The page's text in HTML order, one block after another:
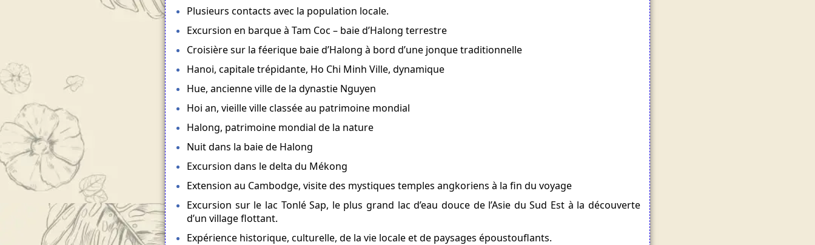
Plusieurs contacts avec la population locale.
Excursion en barque à Tam Coc – baie d’Halong terrestre
Croisière sur la féerique baie d’Halong à bord d’une jonque traditionnelle
Hanoi, capitale trépidante, Ho Chi Minh Ville, dynamique
Hue, ancienne ville de la dynastie Nguyen
Hoi an, vieille ville classée au patrimoine mondial
Halong, patrimoine mondial de la nature
Nuit dans la baie de Halong
Excursion dans le delta du Mékong
Extension au Cambodge, visite des mystiques temples angkoriens à la fin du voyage
Excursion sur le lac Tonlé Sap, le plus grand lac d’eau douce de l’Asie du Sud Est à la découverte
d’un village flottant.
Expérience historique, culturelle, de la vie locale et de paysages époustouflants.